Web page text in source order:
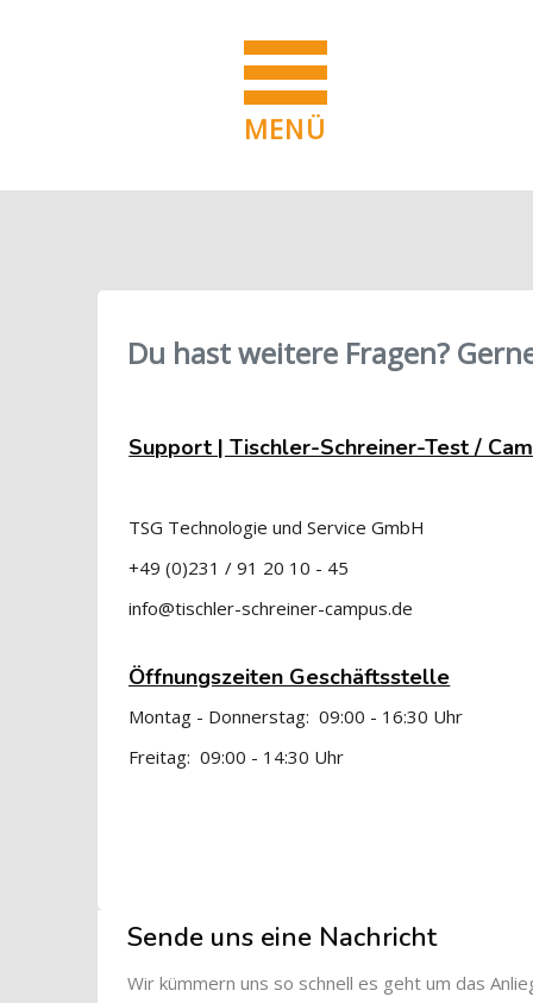
MENÜ
Du hast weitere Fragen?
Support | Tischler-Schreiner-Test /
TSG Technologie und Service GmbH
+49 (0)231 / 91 20 10 - 45
info@tischler-schreiner-campus.de
Öffnungszeiten Geschäftsstelle
Montag - Donnerstag: 09:00 - 16:30 Uhr
Freitag: 09:00 - 14:30 Uhr
Blöcke
[Cocoon] Custom HTML überspringen
Sende uns eine Nachricht
Wir kümmern uns so schnell es geht um das